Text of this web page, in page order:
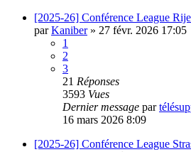
[2025-26] Conférence League
parKaniber» 27 févr. 2026 17:05
1
2
3
21 Réponses
3593 Vues
Dernier message par
16 mars 2026 8:09
[2025-26] Conférence League